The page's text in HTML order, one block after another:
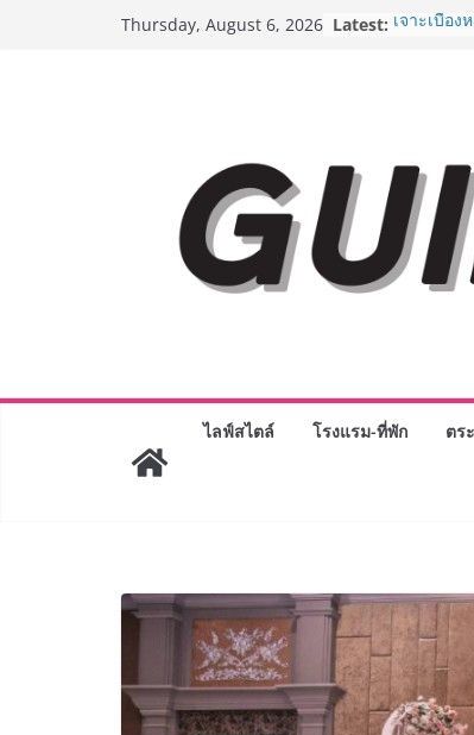
Thursday, August 6, 2026 Latest: เจาะเบื้อง
กลุ่มเซ็นท
3 ปี
กรมการ
Coach รุ่
ไทยสู่มาต
Green
BEDO เ
“ตลาดดอ
สด ดอกไม้
บริการทุ
ไลฟ์สไตล์ โรงแรม-ที่พัก ตร